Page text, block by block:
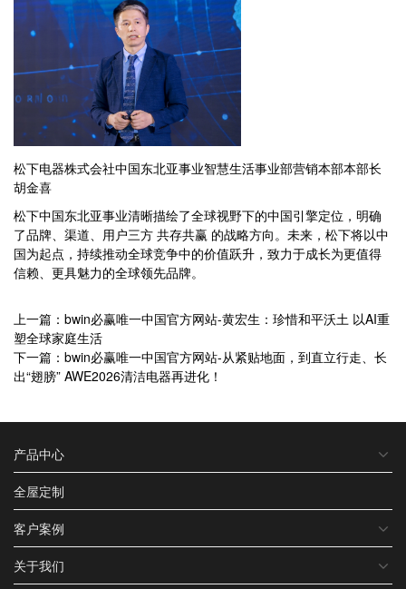
松下电器株式会社中国东北亚事业智慧生活事业部营销本部本部长
胡金喜
松下中国东北亚事业清晰描绘了全球视野下的中国引擎定位，明确
了品牌、渠道、用户三方 共存共赢 的战略方向。未来，松下将以中
国为起点，持续推动全球竞争中的价值跃升，致力于成长为更值得
信赖、更具魅力的全球领先品牌。
上一篇：bwin必赢唯一中国官方网站-黄宏生：珍惜和平沃土 以AI重
塑全球家庭生活
下一篇：bwin必赢唯一中国官方网站-从紧贴地面，到直立行走、长
出“翅膀” AWE2026清洁电器再进化！
产品中心
全屋定制
客户案例
关于我们